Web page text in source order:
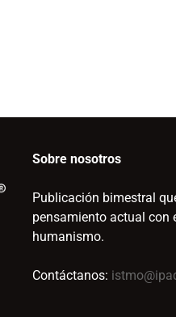
Sobre nosotros
Publicación bimestral
pensamiento actual con
humanismo.
Contáctanos: